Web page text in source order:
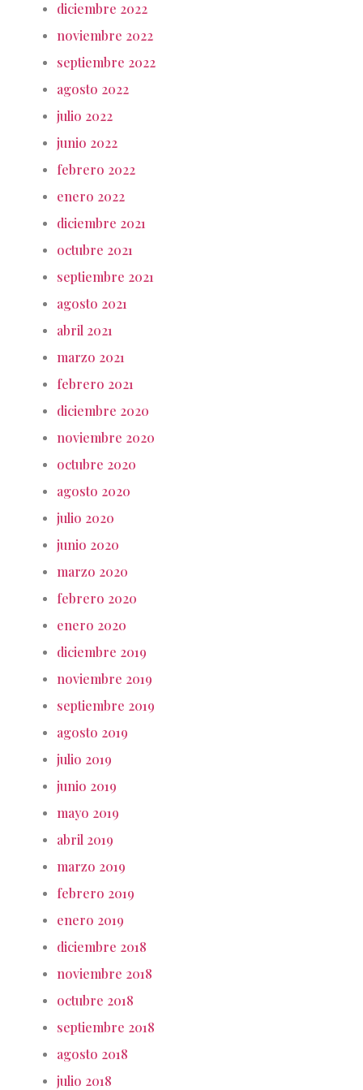
diciembre 2022
noviembre 2022
septiembre 2022
agosto 2022
julio 2022
junio 2022
febrero 2022
enero 2022
diciembre 2021
octubre 2021
septiembre 2021
agosto 2021
abril 2021
marzo 2021
febrero 2021
diciembre 2020
noviembre 2020
octubre 2020
agosto 2020
julio 2020
junio 2020
marzo 2020
febrero 2020
enero 2020
diciembre 2019
noviembre 2019
septiembre 2019
agosto 2019
julio 2019
junio 2019
mayo 2019
abril 2019
marzo 2019
febrero 2019
enero 2019
diciembre 2018
noviembre 2018
octubre 2018
septiembre 2018
agosto 2018
julio 2018